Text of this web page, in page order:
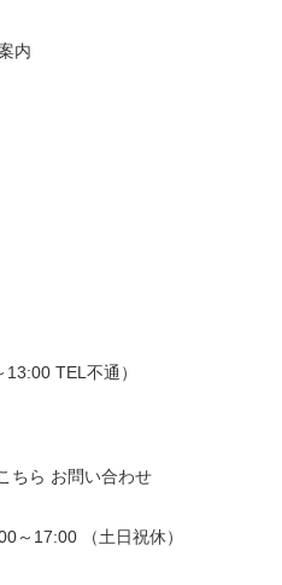
内
TEL不通）
お問い合わせ
～17:00 （土日祝休）